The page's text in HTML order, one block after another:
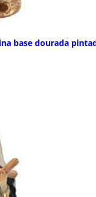
base dourada